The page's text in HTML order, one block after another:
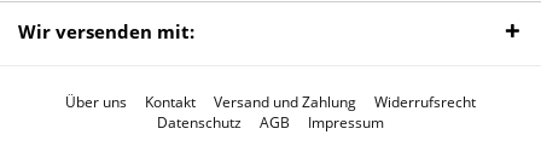
Wir versenden mit:
Über uns Kontakt Versand und Zahlung
Widerrufsrecht
Datenschutz
AGB Impressum